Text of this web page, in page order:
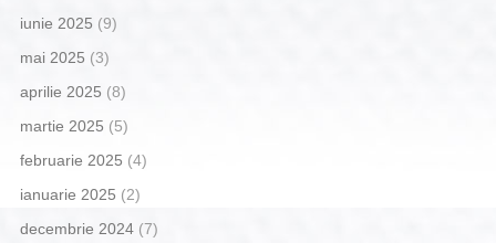
iunie 2025 (9)
mai 2025 (3)
aprilie 2025 (8)
martie 2025 (5)
februarie 2025 (4)
ianuarie 2025 (2)
decembrie 2024(7)